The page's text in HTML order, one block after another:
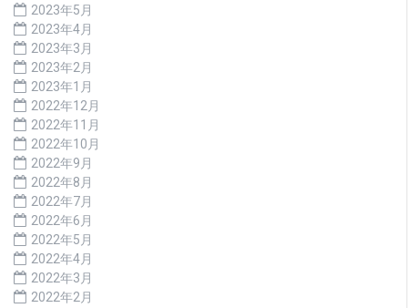
2023年5月
2023年4月
2023年3月
2023年2月
2023年1月
2022年12月
2022年11月
2022年10月
2022年9月
2022年8月
2022年7月
2022年6月
2022年5月
2022年4月
2022年3月
2022年2月